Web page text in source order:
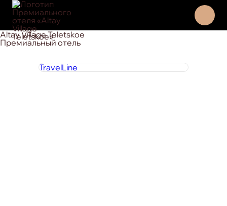
Altay Village Teletskoe
Премиальный отель
TravelLine